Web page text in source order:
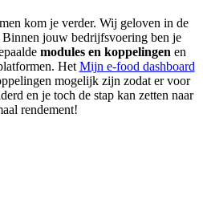
kom je verder. Wij geloven in de
jouw bedrijfsvoering ben je
modules en koppelingen en
Het Mijn e-food dashboard
mogelijk zijn zodat er voor
en je toch de stap kan zetten naar
rendement!